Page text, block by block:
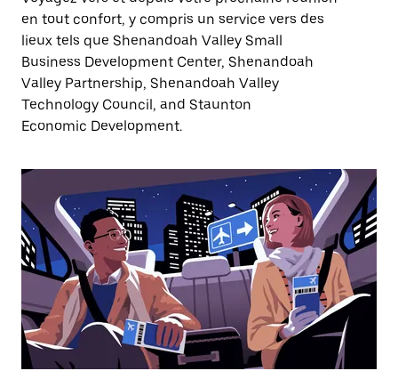
en tout confort, y compris un service vers des
lieux tels que Shenandoah Valley Small
Business Development Center, Shenandoah
Valley Partnership, Shenandoah Valley
Technology Council, and Staunton
Economic Development.